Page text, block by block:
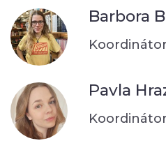
Barbora
Pavla